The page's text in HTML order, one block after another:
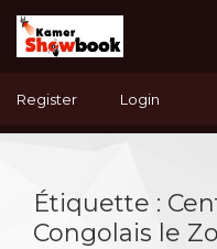
Register Login
Étiquette :
Congolais le